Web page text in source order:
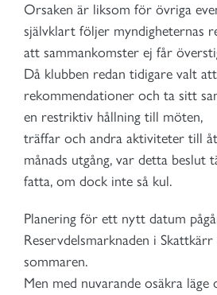
Orsaken är liksom för övriga
självklart följer myndigheternas
att sammankomster ej får
Då klubben redan tidigare valt
rekommendationer och ta sitt
en restriktiv hållning till möten,
träffar och andra aktiviteter till
månads utgång, var detta beslut
fatta, om dock inte så kul.
Planering för ett nytt datum
Reservdelsmarknaden i
sommaren.
Men med nuvarande osäkra läge